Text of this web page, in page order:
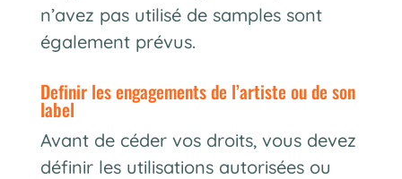
n’avez pas utilisé de samples sont
également prévus.
definir les engagements de l’artiste ou de son
label
Avant de céder vos droits, vous devez
définir les utilisations autorisées ou